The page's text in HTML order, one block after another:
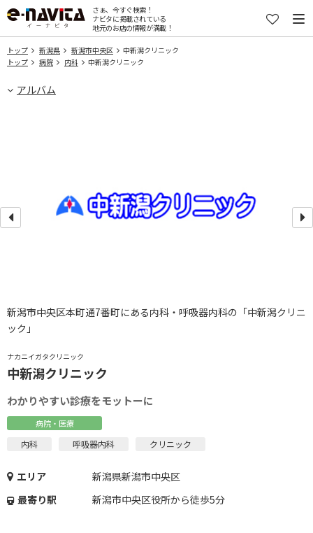
さぁ、今すぐ検索！
ナビタに掲載されている
地元のお店の情報が満載！
トップ 新潟県 新潟市中央区
中新潟クリニック
トップ
病院 内科 中新潟クリニック
アルバム
ナカニイガタクリニック
中新潟クリニック
わかりやすい診療をモットーに
病院・医療
内科 呼吸器内科 クリニック
エリア
新潟県新潟市中央区
最寄り駅
新潟市中央区役所から徒歩5分
新潟市中央区本町通7番町にある内科・呼吸器内科の「中新潟クリニ
ック」